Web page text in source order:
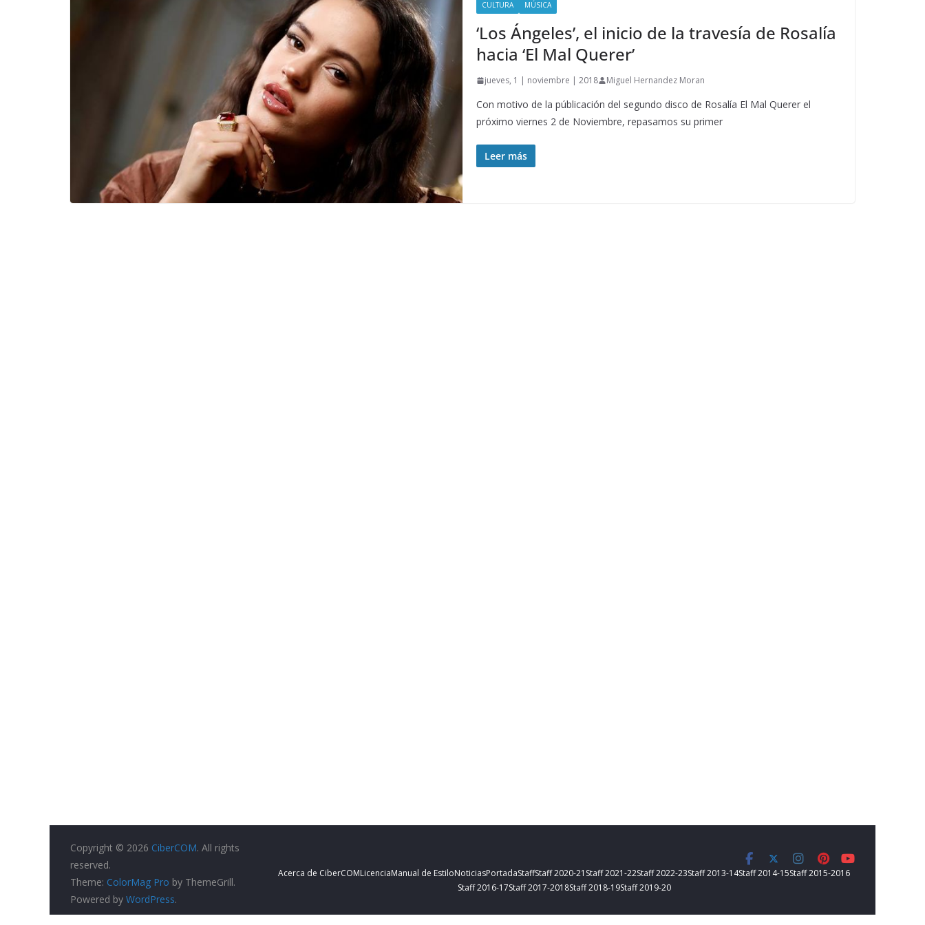
CULTURA MÚSICA
‘Los Ángeles’, el inicio de la travesía de Rosalía
hacia ‘El Mal Querer’
jueves, 1 | noviembre | 2018 Miguel Hernandez Moran
Con motivo de la públicación del segundo disco de Rosalía El Mal Querer el
próximo viernes 2 de Noviembre, repasamos su primer
Leer más
Acerca de CiberCOMLicenciaManual de EstiloNoticiasPortadaStaffStaff 2020-21 Staff 2021-22Staff 2022-23Staff 2013-14Staff 2014-15Staff 2015-2016
Staff 2016-17Staff 2017-2018Staff 2018-19Staff 2019-20
Copyright © 2026 CiberCOM. All rights
reserved.
Theme: ColorMag Pro by ThemeGrill.
Powered by WordPress.